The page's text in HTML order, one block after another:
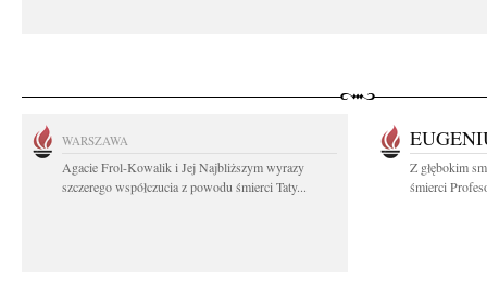
WARSZAWA
Agacie Frol-Kowalik i Jej Najbliższym wyrazy
szczerego współczucia z powodu śmierci Taty...
Z głębokim
śmierci